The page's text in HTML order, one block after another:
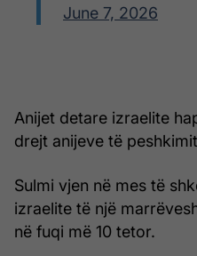
June 7, 2026
Anijet detare izraelite
drejt anijeve të
Sulmi vjen në mes të
izraelite të një
në fuqi më 10 tetor.